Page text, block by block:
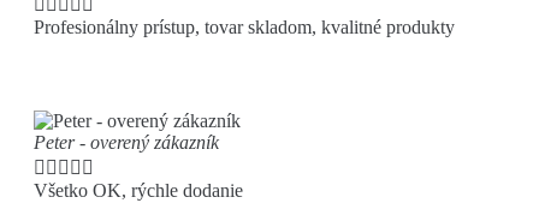
Profesionálny prístup, tovar skladom, kvalitné produkty
Peter - overený zákazník
    
Všetko OK, rýchle dodanie